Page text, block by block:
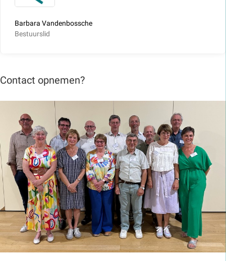
Barbara Vandenbossche
Bestuurslid
Contact opnemen?